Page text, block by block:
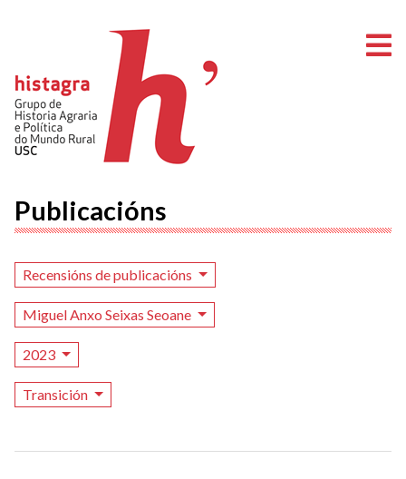
Publicacións
Recensións de publicacións
Miguel Anxo Seixas Seoane
2023
Transición